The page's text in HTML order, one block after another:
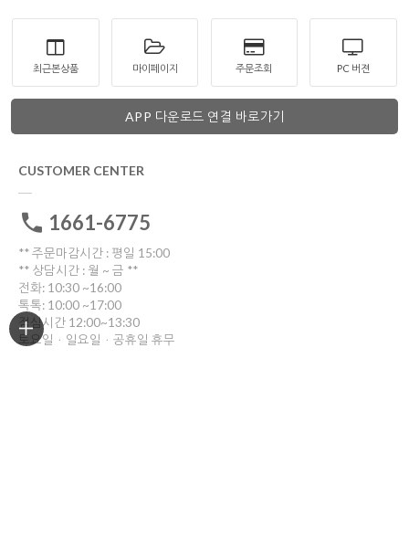
최근본상품 마이페이지 주문조회 PC 버젼
APP 다운로드 연결 바로가기
CUSTOMER CENTER
1661-6775
** 주문마감시간 : 평일 15:00
** 상담시간 : 월 ~ 금 **
전화: 10:30 ~16:00
톡톡: 10:00 ~17:00
점심시간 12:00~13:30
토요일ㆍ일요일ㆍ공휴일 휴무